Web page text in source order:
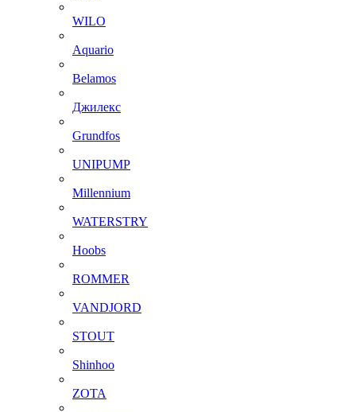
WILO
Aquario
Belamos
Джилекс
Grundfos
UNIPUMP
Millennium
WATERSTRY
Hoobs
ROMMER
VANDJORD
STOUT
Shinhoo
ZOTA